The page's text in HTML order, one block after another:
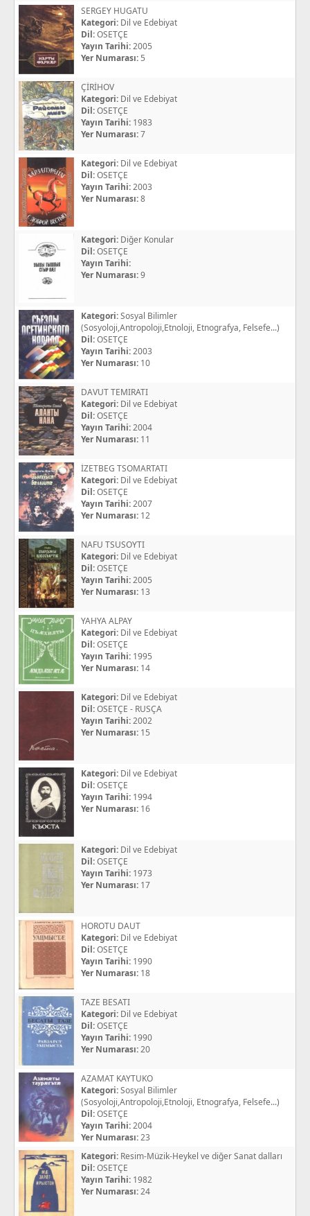
SERGEY HUGATU
Kategori: Dil ve Edebiyat
Dil:OSETÇE
Yayın Tarihi:2005
Yer Numarası: 5
ÇİRİHOV
Kategori: Dil ve Edebiyat
Dil:OSETÇE
Yayın Tarihi: 1983
Yer Numarası:7
Kategori: Dil ve Edebiyat
Dil:OSETÇE
Yayın Tarihi:2003
Yer Numarası:8
Kategori: Diğer Konular
Dil:OSETÇE
Yayın Tarihi:
Yer Numarası:9
Kategori:Sosyal Bilimler
(Sosyoloji,Antropoloji,Etnoloji, Etnografya, Felsefe...)
Dil:OSETÇE
Yayın Tarihi:2003
Yer Numarası: 10
DAVUT TEMIRATI
Kategori: Dil ve Edebiyat
Dil:OSETÇE
Yayın Tarihi:2004
Yer Numarası: 11
İZETBEG TSOMARTATI
Kategori: Dil ve Edebiyat
Dil:OSETÇE
Yayın Tarihi:2007
Yer Numarası: 12
NAFU TSUSOYTI
Kategori: Dil ve Edebiyat
Dil:OSETÇE
Yayın Tarihi:2005
Yer Numarası: 13
YAHYA ALPAY
Kategori: Dil ve Edebiyat
Dil:OSETÇE
Yayın Tarihi: 1995
Yer Numarası: 14
Kategori: Dil ve Edebiyat
Dil:OSETÇE - RUSÇA
Yayın Tarihi:2002
Yer Numarası: 15
Kategori: Dil ve Edebiyat
Dil:OSETÇE
Yayın Tarihi: 1994
Yer Numarası: 16
Kategori: Dil ve Edebiyat
Dil:OSETÇE
Yayın Tarihi: 1973
Yer Numarası: 17
HOROTU DAUT
Kategori: Dil ve Edebiyat
Dil:OSETÇE
Yayın Tarihi: 1990
Yer Numarası: 18
TAZE BESATI
Kategori: Dil ve Edebiyat
Dil:OSETÇE
Yayın Tarihi: 1990
Yer Numarası:20
AZAMAT KAYTUKO
Kategori:Sosyal Bilimler
(Sosyoloji,Antropoloji,Etnoloji, Etnografya, Felsefe...)
Dil:OSETÇE
Yayın Tarihi:2004
Yer Numarası:23
Kategori: Resim-Müzik-Heykel ve diğer Sanat dalları
Dil:OSETÇE
Yayın Tarihi: 1982
Yer Numarası:24